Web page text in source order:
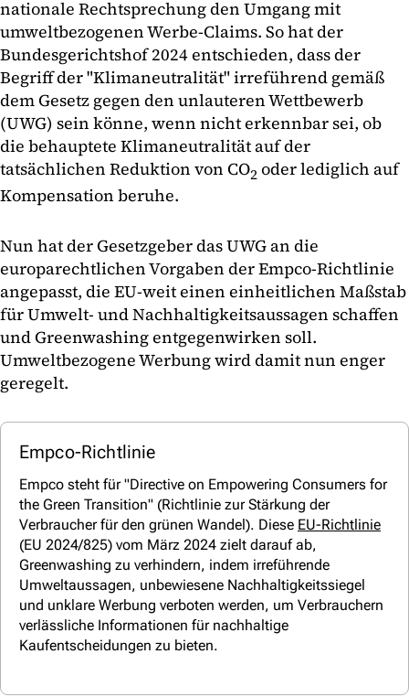
nationale Rechtsprechung den Umgang mit
umweltbezogenen Werbe-Claims. So hat der
Bundesgerichtshof 2024 entschieden, dass der
Begriff der "Klimaneutralität" irreführend gemäß
dem Gesetz gegen den unlauteren Wettbewerb
(UWG) sein könne, wenn nicht erkennbar sei, ob
die behauptete Klimaneutralität auf der
tatsächlichen Reduktion von CO2oder lediglich auf
Kompensation beruhe.
Nun hat der Gesetzgeber das UWG an die
europarechtlichen Vorgaben der Empco-Richtlinie
angepasst, die EU-weit einen einheitlichen Maßstab
für Umwelt- und Nachhaltigkeitsaussagen schaffen
und Greenwashing entgegenwirken soll.
Umweltbezogene Werbung wird damit nun enger
geregelt.
Empco-Richtlinie
Empco steht für "Directive on Empowering Consumers for
the Green Transition" (Richtlinie zur Stärkung der
Verbraucher für den grünen Wandel). Diese EU-Richtlinie
(EU 2024/825) vom März 2024 zielt darauf ab,
Greenwashing zu verhindern, indem irreführende
Umweltaussagen, unbewiesene Nachhaltigkeitssiegel
und unklare Werbung verboten werden, um Verbrauchern
verlässliche Informationen für nachhaltige
Kaufentscheidungen zu bieten.